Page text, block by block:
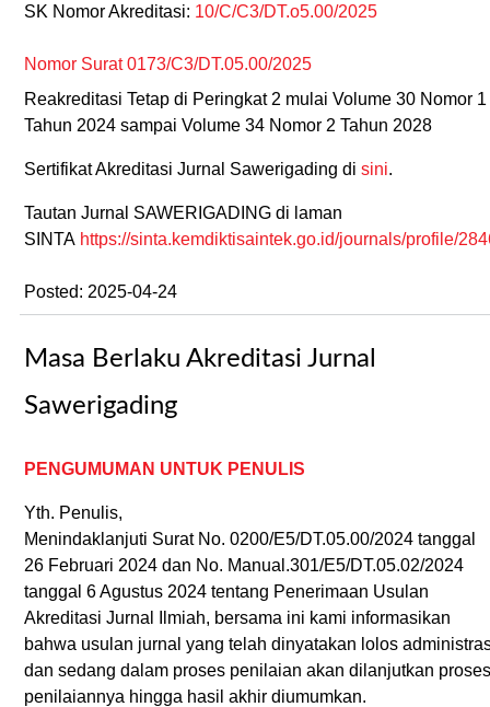
SK Nomor Akreditasi: 10/C/C3/DT.o5.00/2025
Nomor Surat 0173/C3/DT.05.00/2025
Reakreditasi Tetap di Peringkat 2 mulai Volume 30 Nomor 1
Tahun 2024 sampai Volume 34 Nomor 2 Tahun 2028
Sertifikat Akreditasi Jurnal Sawerigading di sini.
Tautan Jurnal SAWERIGADING di laman
SINTA https://sinta.kemdiktisaintek.go.id/journals/profile/
Posted: 2025-04-24
Masa Berlaku Akreditasi Jurnal
Sawerigading
PENGUMUMAN UNTUK PENULIS
Yth. Penulis,
Menindaklanjuti Surat No. 0200/E5/DT.05.00/2024 tanggal
26 Februari 2024 dan No. Manual.301/E5/DT.05.02/2024
tanggal 6 Agustus 2024 tentang Penerimaan Usulan
Akreditasi Jurnal Ilmiah, bersama ini kami informasikan
bahwa usulan jurnal yang telah dinyatakan lolos
dan sedang dalam proses penilaian akan dilanjutkan proses
penilaiannya hingga hasil akhir diumumkan.